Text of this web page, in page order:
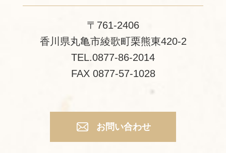
〒761-2406
香川県丸亀市綾歌町栗熊東420-2
TEL.0877-86-2014
FAX 0877-57-1028
お問い合わせ